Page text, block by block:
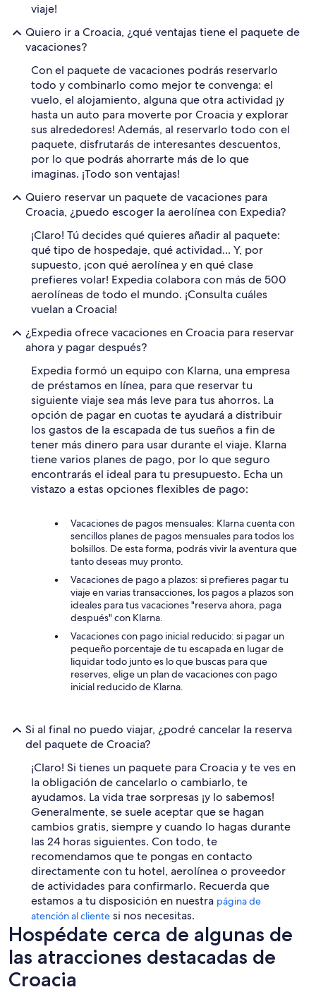
viaje!
Quiero ir a Croacia, ¿qué ventajas tiene el paquete de
vacaciones?
Con el paquete de vacaciones podrás reservarlo
todo y combinarlo como mejor te convenga: el
vuelo, el alojamiento, alguna que otra actividad ¡y
hasta un auto para moverte por Croacia y explorar
sus alrededores! Además, al reservarlo todo con el
paquete, disfrutarás de interesantes descuentos,
por lo que podrás ahorrarte más de lo que
imaginas. ¡Todo son ventajas!
Quiero reservar un paquete de vacaciones para
Croacia, ¿puedo escoger la aerolínea con Expedia?
¡Claro! Tú decides qué quieres añadir al paquete:
qué tipo de hospedaje, qué actividad... Y, por
supuesto, ¡con qué aerolínea y en qué clase
prefieres volar! Expedia colabora con más de 500
aerolíneas de todo el mundo. ¡Consulta cuáles
vuelan a Croacia!
¿Expedia ofrece vacaciones en Croacia para reservar
ahora y pagar después?
Expedia formó un equipo con Klarna, una empresa
de préstamos en línea, para que reservar tu
siguiente viaje sea más leve para tus ahorros. La
opción de pagar en cuotas te ayudará a distribuir
los gastos de la escapada de tus sueños a fin de
tener más dinero para usar durante el viaje. Klarna
tiene varios planes de pago, por lo que seguro
encontrarás el ideal para tu presupuesto. Echa un
vistazo a estas opciones flexibles de pago:
Vacaciones de pagos mensuales: Klarna cuenta con
sencillos planes de pagos mensuales para todos los
bolsillos. De esta forma, podrás vivir la aventura que
tanto deseas muy pronto.
Vacaciones de pago a plazos: si prefieres pagar tu
viaje en varias transacciones, los pagos a plazos son
ideales para tus vacaciones "reserva ahora, paga
después" con Klarna.
Vacaciones con pago inicial reducido: si pagar un
pequeño porcentaje de tu escapada en lugar de
liquidar todo junto es lo que buscas para que
reserves, elige un plan de vacaciones con pago
inicial reducido de Klarna.
Si al final no puedo viajar, ¿podré cancelar la reserva
del paquete de Croacia?
¡Claro! Si tienes un paquete para Croacia y te ves en
la obligación de cancelarlo o cambiarlo, te
ayudamos. La vida trae sorpresas ¡y lo sabemos!
Generalmente, se suele aceptar que se hagan
cambios gratis, siempre y cuando lo hagas durante
las 24 horas siguientes. Con todo, te
recomendamos que te pongas en contacto
directamente con tu hotel, aerolínea o proveedor
de actividades para confirmarlo. Recuerda que
estamos a tu disposición en nuestra página de
atención al cliente si nos necesitas.
Hospédate cerca de algunas de
las atracciones destacadas de
Croacia